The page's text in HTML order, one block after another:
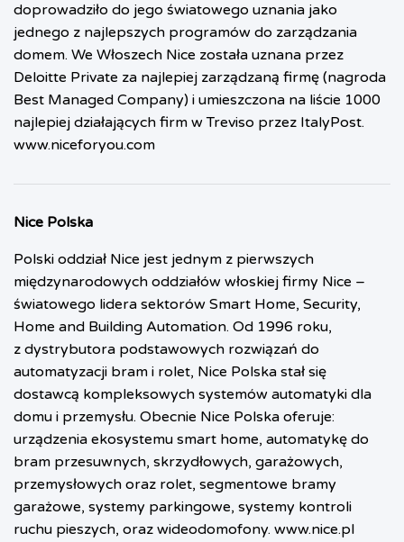
doprowadziło do jego światowego uznania jako
jednego z najlepszych programów do zarządzania
domem. We Włoszech Nice została uznana przez
Deloitte Private za najlepiej zarządzaną firmę (nagroda
Best Managed Company) i umieszczona na liście 1000
najlepiej działających firm w Treviso przez ItalyPost.
www.niceforyou.com
Nice Polska
Polski oddział Nice jest jednym z pierwszych
międzynarodowych oddziałów włoskiej firmy Nice –
światowego lidera sektorów Smart Home, Security,
Home and Building Automation. Od 1996 roku,
z dystrybutora podstawowych rozwiązań do
automatyzacji bram i rolet, Nice Polska stał się
dostawcą kompleksowych systemów automatyki dla
domu i przemysłu. Obecnie Nice Polska oferuje:
urządzenia ekosystemu smart home, automatykę do
bram przesuwnych, skrzydłowych, garażowych,
przemysłowych oraz rolet, segmentowe bramy
garażowe, systemy parkingowe, systemy kontroli
ruchu pieszych, oraz wideodomofony. www.nice.pl